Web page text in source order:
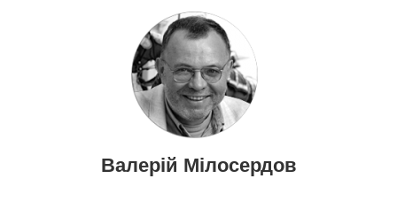
Валерій Мілосердов